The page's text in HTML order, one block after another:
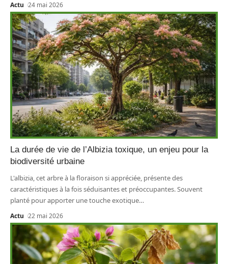
Actu 24 mai 2026
La durée de vie de l’Albizia toxique, un enjeu pour la
biodiversité urbaine
L'albizia, cet arbre à la floraison si appréciée, présente des
caractéristiques à la fois séduisantes et préoccupantes. Souvent
planté pour apporter une touche exotique…
Actu 22 mai 2026